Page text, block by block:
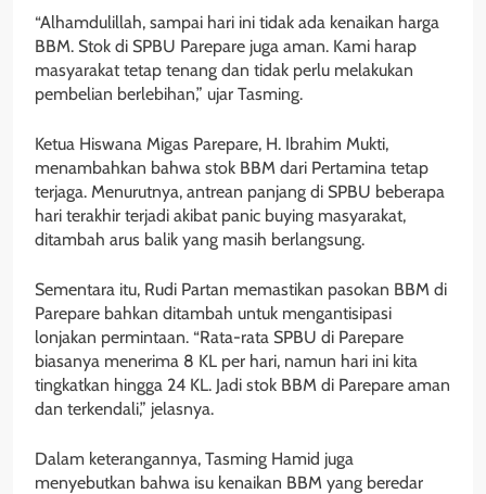
“Alhamdulillah, sampai hari ini tidak ada kenaikan harga
BBM. Stok di SPBU Parepare juga aman. Kami harap
masyarakat tetap tenang dan tidak perlu melakukan
pembelian berlebihan,” ujar Tasming.
Ketua Hiswana Migas Parepare, H. Ibrahim Mukti,
menambahkan bahwa stok BBM dari Pertamina tetap
terjaga. Menurutnya, antrean panjang di SPBU beberapa
hari terakhir terjadi akibat panic buying masyarakat,
ditambah arus balik yang masih berlangsung.
Sementara itu, Rudi Partan memastikan pasokan BBM di
Parepare bahkan ditambah untuk mengantisipasi
lonjakan permintaan. “Rata-rata SPBU di Parepare
biasanya menerima 8 KL per hari, namun hari ini kita
tingkatkan hingga 24 KL. Jadi stok BBM di Parepare aman
dan terkendali,” jelasnya.
Dalam keterangannya, Tasming Hamid juga
menyebutkan bahwa isu kenaikan BBM yang beredar